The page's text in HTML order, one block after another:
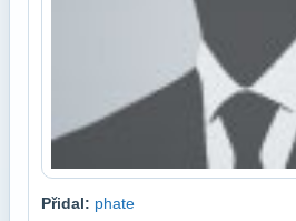
Přidal: phate